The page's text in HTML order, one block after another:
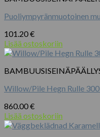
Puoliympyränmuotoinen
101.20€
Lisää ostoskoriin
Willow/Pile Hegn Rulle
860.00€
Lisää ostoskoriin